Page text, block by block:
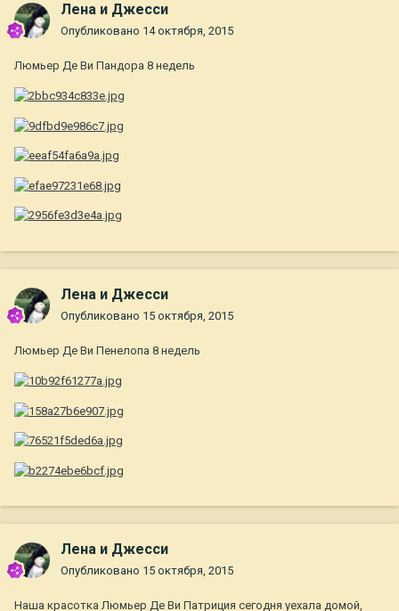
Лена и Джесси
Опубликовано 14 октября, 2015
Люмьер Де Ви Пандора 8 недель
Лена и Джесси
Опубликовано 15 октября, 2015
Люмьер Де Ви Пенелопа 8 недель
Лена и Джесси
Опубликовано 15 октября, 2015
Наша красотка Люмьер Де Ви Патриция сегодня уехала домой,